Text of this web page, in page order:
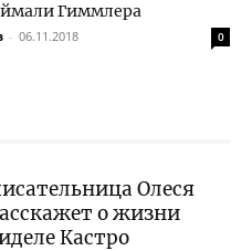
Гиммлера
- 06.11.2018 0
Олеся
о жизни
Кастро